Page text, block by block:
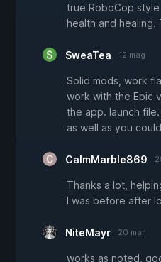
true RoboCop
health and healing.
SweaTea 12 mag
Solid mods, work
work with the Epic
the app. launch
as well as you
CalmMarble869
Thanks a lot,
I was before after
NiteMayr 20 mar
works as noted,